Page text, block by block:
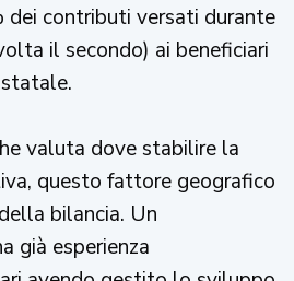
contributi versati durante
il secondo) ai beneficiari
valuta dove stabilire la
questo fattore geografico
bilancia. Un
già esperienza